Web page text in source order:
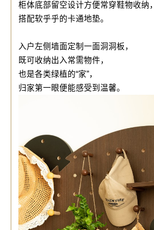
柜体底部留空设计方便常穿鞋物收纳，
搭配软乎乎的卡通地垫。
入户左侧墙面定制一面洞洞板，
既可收纳出入常需物件，
也是各类绿植的“家”，
归家第一眼便能感受到温馨。